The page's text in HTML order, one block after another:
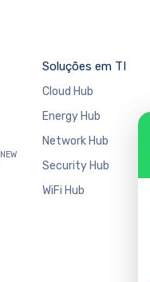
NEW
Soluções em TI
Cloud Hub
Energy Hub
Network Hub
Security Hub
WiFi Hub